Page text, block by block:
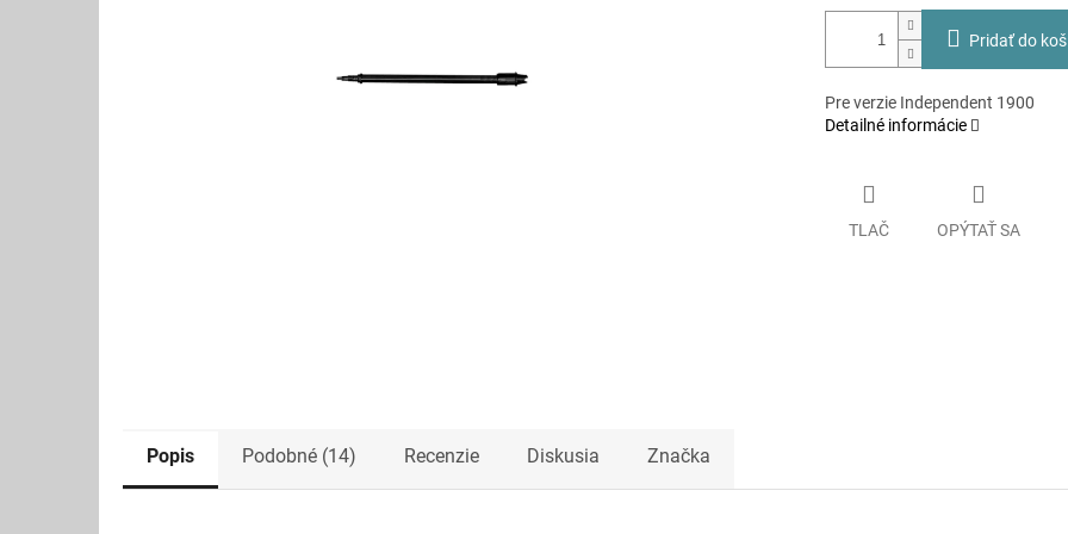
Pridať do
Pre verzie Independent 1900
Detailné informácie
TLAČ OPÝTAŤ SA
Popis Podobné (14) Recenzie Diskusia Značka